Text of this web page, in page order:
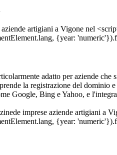
adatto per aziende
la registrazione del dominio
Google, Bing e Yahoo, e